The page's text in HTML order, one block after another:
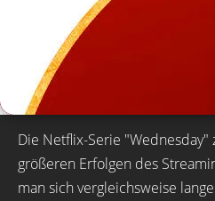
Die Netflix-Serie "Wednesday"
größeren Erfolgen des
man sich vergleichsweise